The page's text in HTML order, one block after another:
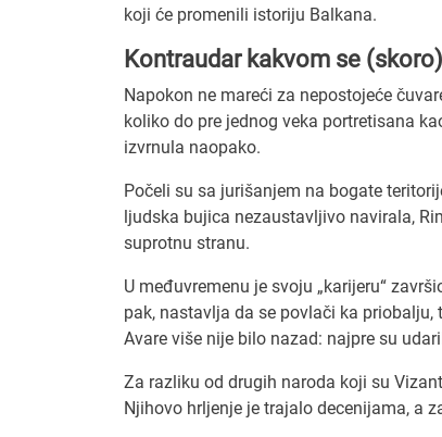
koji će promenili istoriju Balkana.
Kontraudar kakvom se
Napokon ne mareći za nepostojeće
koliko do pre jednog veka portretisana
izvrnula naopako.
Počeli su sa jurišanjem na bogate
ljudska bujica nezaustavljivo navirala,
suprotnu stranu.
U međuvremenu je svoju „karijeru“
pak, nastavlja da se povlači ka priobalju,
Avare više nije bilo nazad: najpre su
Za razliku od drugih naroda koji su
Njihovo hrljenje je trajalo decenijama, a